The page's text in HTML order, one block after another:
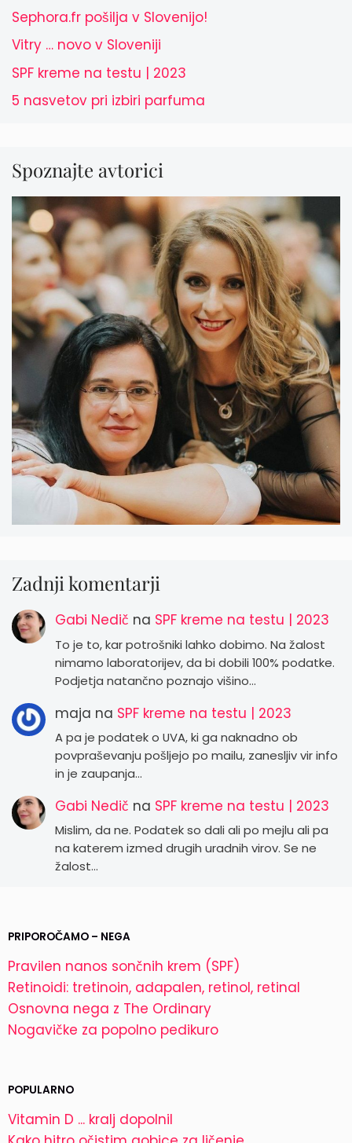
Sephora.fr pošilja v Slovenijo!
Vitry … novo v Sloveniji
SPF kreme na testu | 2023
5 nasvetov pri izbiri parfuma
Spoznajte avtorici
Zadnji komentarji
Gabi Nedič na SPF kreme na testu | 2023
To je to, kar potrošniki lahko dobimo. Na žalost
nimamo laboratorijev, da bi dobili 100% podatke.
Podjetja natančno poznajo višino…
maja na SPF kreme na testu | 2023
A pa je podatek o UVA, ki ga naknadno ob
povpraševanju pošljejo po mailu, zanesljiv vir info
in je zaupanja…
Gabi Nedič na SPF kreme na testu | 2023
Mislim, da ne. Podatek so dali ali po mejlu ali pa
na katerem izmed drugih uradnih virov. Se ne
žalost…
PRIPOROČAMO – NEGA
Pravilen nanos sončnih krem (SPF)
Retinoidi: tretinoin, adapalen, retinol, retinal
Osnovna nega z The Ordinary
Nogavičke za popolno pedikuro
POPULARNO
Vitamin D ... kralj dopolnil